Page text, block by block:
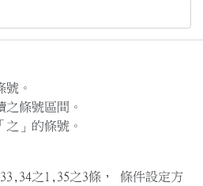
。
條號區間。
」的條號。
之1,35之3條， 條件設定方